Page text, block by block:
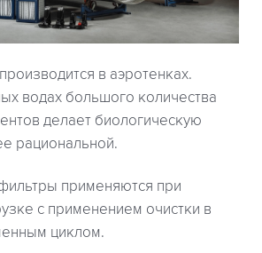
в аэротенках.
водах большого количества
делает биологическую
рациональной.
применяются при
с применением очистки в
циклом.